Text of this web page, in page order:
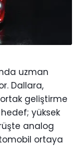
uzman
Dallara,
geliştirme
hedef; yüksek
analog
ortaya